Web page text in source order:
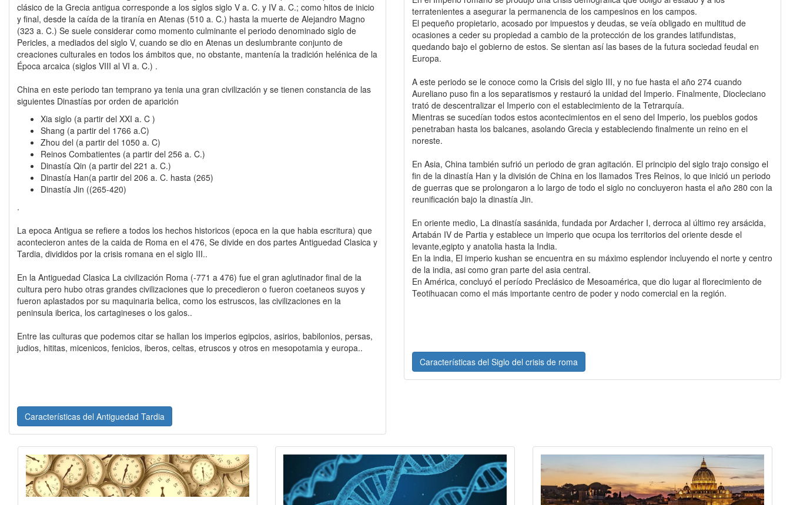
clásico de la Grecia antigua corresponde a los siglos siglo V a. C. y IV a. C.; como hitos de inicio
y final, desde la caída de la tiranía en Atenas (510 a. C.) hasta la muerte de Alejandro Magno
(323 a. C.) Se suele considerar como momento culminante el periodo denominado siglo de
Pericles, a mediados del siglo V, cuando se dio en Atenas un deslumbrante conjunto de
creaciones culturales en todos los ámbitos que, no obstante, mantenía la tradición helénica de la
Época arcaica (siglos VIII al VI a. C.) .
China en este periodo tan temprano ya tenia una gran civilización y se tienen constancia de las
siguientes Dinastías por orden de aparición
Xia siglo (a partir del XXI a. C )
Shang (a partir del 1766 a.C)
Zhou del (a partir del 1050 a. C)
Reinos Combatientes (a partir del 256 a. C.)
Dinastía Qin (a partir del 221 a. C.)
Dinastía Han(a partir del 206 a. C. hasta (265)
Dinastía Jin ((265-420)
.
La epoca Antigua se refiere a todos los hechos historicos (epoca en la que habia escritura) que
acontecieron antes de la caida de Roma en el 476, Se divide en dos partes Antiguedad Clasica y
Tardia, divididos por la crisis romana en el siglo III..
En la Antiguedad Clasica La civilización Roma (-771 a 476) fue el gran aglutinador final de la
cultura pero hubo otras grandes civilizaciones que lo precedieron o fueron coetaneos suyos y
fueron aplastados por su maquinaria belica, como los estruscos, las civilizaciones en la
peninsula iberica, los cartagineses o los galos..
Entre las culturas que podemos citar se hallan los imperios egipcios, asirios, babilonios, persas,
judios, hititas, micenicos, fenicios, iberos, celtas, etruscos y otros en mesopotamia y europa..
Características del Antiguedad Tardia
terratenientes a asegurar la permanencia de los campesinos en los campos.
El pequeño propietario, acosado por impuestos y deudas, se veía obligado en multitud de
ocasiones a ceder su propiedad a cambio de la protección de los grandes latifundistas,
quedando bajo el gobierno de estos. Se sientan así las bases de la futura sociedad feudal en
Europa.
A este periodo se le conoce como la Crisis del siglo III, y no fue hasta el año 274 cuando
Aureliano puso fin a los separatismos y restauró la unidad del Imperio. Finalmente, Diocleciano
trató de descentralizar el Imperio con el establecimiento de la Tetrarquía.
Mientras se sucedían todos estos acontecimientos en el seno del Imperio, los pueblos godos
penetraban hasta los balcanes, asolando Grecia y estableciendo finalmente un reino en el
noreste.
En Asia, China también sufrió un periodo de gran agitación. El principio del siglo trajo consigo el
fin de la dinastía Han y la división de China en los llamados Tres Reinos, lo que inició un periodo
de guerras que se prolongaron a lo largo de todo el siglo no concluyeron hasta el año 280 con la
reunificación bajo la dinastía Jin.
En oriente medio, La dinastía sasánida, fundada por Ardacher I, derroca al último rey arsácida,
Artabán IV de Partia y establece un imperio que ocupa los territorios del oriente desde el
levante,egipto y anatolia hasta la India.
En la india, El imperio kushan se encuentra en su máximo esplendor incluyendo el norte y centro
de la india, asi como gran parte del asia central.
En América, concluyó el período Preclásico de Mesoamérica, que dio lugar al florecimiento de
Teotihuacan como el más importante centro de poder y nodo comercial en la región.
Características del Siglo del crisis de roma